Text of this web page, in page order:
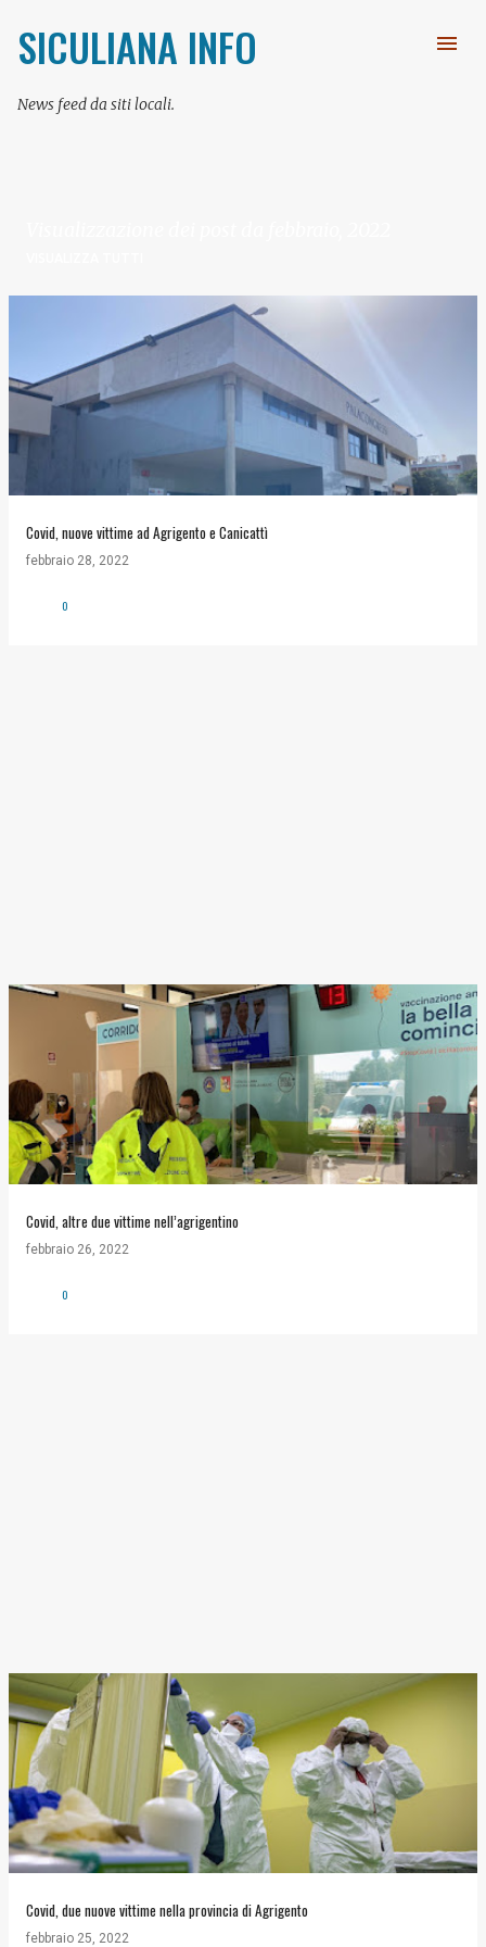
SICULIANA INFO
News feed da siti locali.
s
t
Covid, nuove vittime ad Agrigento e Canicattì
febbraio 28, 2022
0
Covid, altre due vittime nell’agrigentino
febbraio 26, 2022
0
Covid, due nuove vittime nella provincia di Agrigento
febbraio 25, 2022